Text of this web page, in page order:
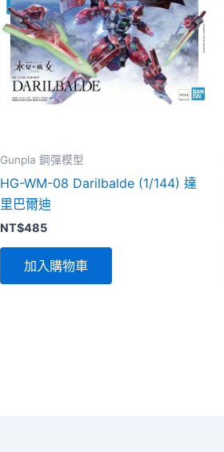
Gunpla 鋼彈模型
HG-WM-08 Darilbalde (1/144) 達
里巴爾迪
NT$485
加入購物車